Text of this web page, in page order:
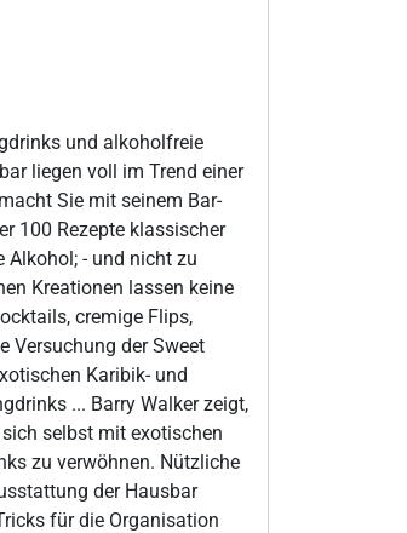
und alkoholfreie
liegen voll im Trend einer
Sie mit seinem Bar-
100 Rezepte klassischer
Alkohol; - und nicht zu
Kreationen lassen keine
cremige Flips,
Versuchung der Sweet
Karibik- und
... Barry Walker zeigt,
selbst mit exotischen
zu verwöhnen. Nützliche
der Hausbar
für die Organisation